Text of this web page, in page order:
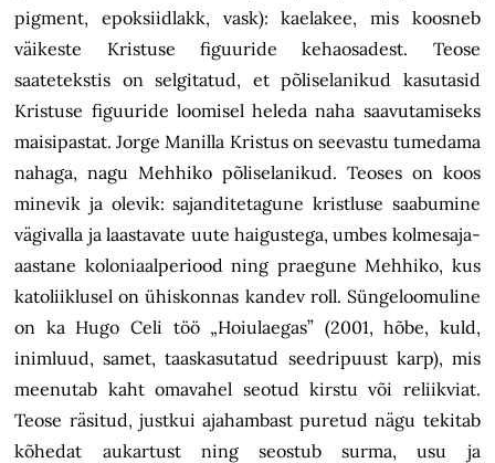
pigment, epoksiidlakk, vask): kaelakee, mis koosneb
väikeste Kristuse figuuride kehaosadest. Teose
saatetekstis on selgitatud, et põliselanikud kasutasid
Kristuse figuuride loomisel heleda naha saavutamiseks
maisipastat. Jorge Manilla Kristus on seevastu tumedama
nahaga, nagu Mehhiko põliselanikud. Teoses on koos
minevik ja olevik: sajanditetagune kristluse saabumine
vägivalla ja laastavate uute haigustega, umbes kolmesaja-
aastane koloniaalperiood ning praegune Mehhiko, kus
katoliiklusel on ühiskonnas kandev roll. Süngeloomuline
on ka Hugo Celi töö „Hoiulaegas” (2001, hõbe, kuld,
inimluud, samet, taaskasutatud seedripuust karp), mis
meenutab kaht omavahel seotud kirstu või reliikviat.
Teose räsitud, justkui ajahambast puretud nägu tekitab
kõhedat aukartust ning seostub surma, usu ja